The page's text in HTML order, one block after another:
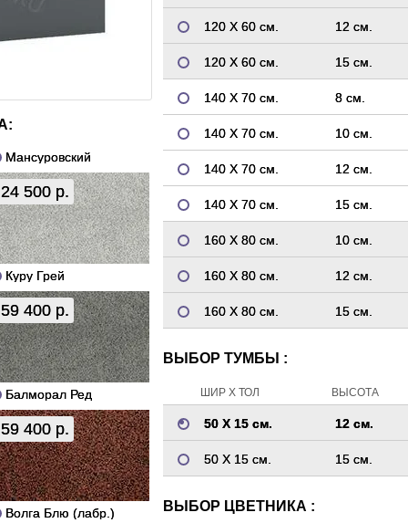
Мансуровский
24 500 р.
Куру Грей
59 400 р.
Балморал Ред
59 400 р.
Волга Блю (лабр.)
120 Х 60 см. 12 см.
120 Х 60 см. 15 см.
140 Х 70 см. 8 см.
140 Х 70 см. 10 см.
140 Х 70 см. 12 см.
140 Х 70 см. 15 см.
160 Х 80 см. 10 см.
160 Х 80 см. 12 см.
160 Х 80 см. 15 см.
ВЫБОР ТУМБЫ :
ШИР Х ТОЛ ВЫСОТА
50 Х 15 см. 12 см.
50 Х 15 см. 15 см.
ВЫБОР ЦВЕТНИКА :